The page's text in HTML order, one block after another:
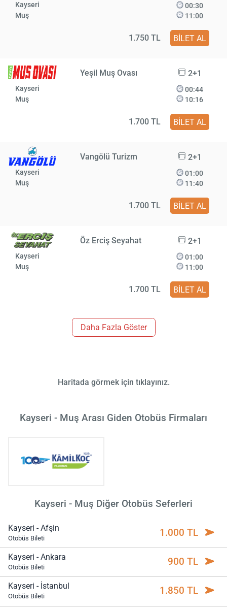
Kayseri
Muş
00:30
11:00
1.750 TL BİLET AL
Yeşil Muş Ovası 2+1
Kayseri
Muş
00:44
10:16
1.700 TL BİLET AL
Vangölü Turizm 2+1
Kayseri
Muş
01:00
11:40
1.700 TL BİLET AL
Öz Erciş Seyahat 2+1
Kayseri
Muş
01:00
11:00
1.700 TL BİLET AL
Daha Fazla Göster
Haritada görmek için tıklayınız.
Kayseri - Muş Arası Giden Otobüs Firmaları
Kayseri - Muş Diğer Otobüs Seferleri
Kayseri - Afşin
Otobüs Bileti 1.000 TL
Kayseri - Ankara
Otobüs Bileti 900 TL
Kayseri - İstanbul
Otobüs Bileti 1.850 TL